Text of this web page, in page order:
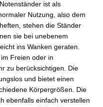
ist als
Nutzung, also dem
stehen die Ständer
sie bei unebenem
ins Wanken geraten.
Freien oder in
zu berücksichtigen. Die
und bietet einen
Körpergrößen. Die
ebenfalls einfach verstellen